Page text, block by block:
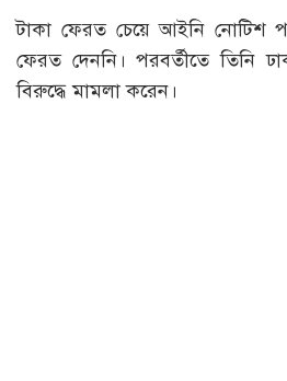
টাকা ফেরত চেয়ে আইনি নোটিশ
ফেরত দেননি। পরবর্তীতে তিনি
বিরুদ্ধে মামলা করেন।